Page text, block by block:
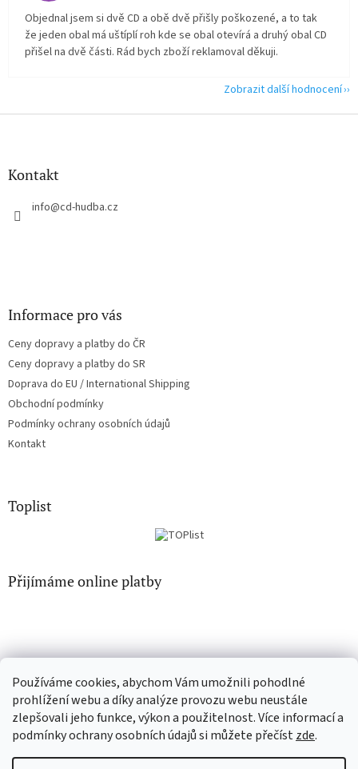
Používáme cookies, abychom Vám umožnili pohodlné
prohlížení webu a díky analýze provozu webu neustále
zlepšovali jeho funkce, výkon a použitelnost. Více informací a
podmínky ochrany osobních údajů si můžete přečístzde.
Objednal jsem si dvě CD a obě dvě přišly poškozené, a to tak
že jeden obal má uštíplí roh kde se obal otevírá a druhý obal CD
přišel na dvě části. Rád bych zboží reklamoval děkuji.
Zobrazit další hodnocení
Z
Kontakt
info@cd-hudba.cz
Informace pro vás
Ceny dopravy a platby do ČR
Ceny dopravy a platby do SR
Doprava do EU / International Shipping
Obchodní podmínky
Podmínky ochrany osobních údajů
Kontakt
Toplist
Přijímáme online platby
EN-filmy.cz CD-Soundtrack.cz
Vytvořil Shoptet